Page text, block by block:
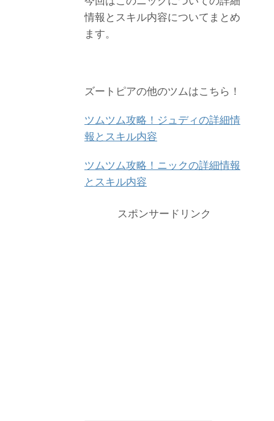
情報とスキル内容についてまとめ
ます。
ズートピアの他のツムはこちら！
ツムツム攻略！ジュディの詳細情
報とスキル内容
ツムツム攻略！ニックの詳細情報
とスキル内容
スポンサードリンク